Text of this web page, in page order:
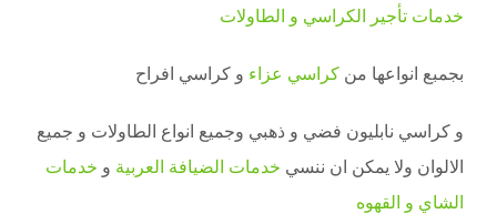
خدمات تأجير الكراسي و الطاولات
بجمبع انواعها من كراسي عزاء و كراسي افراح
و كراسي نابليون فضي و ذهبي وجميع انواع الطاولات و جميع
الالوان ولا يمكن ان ننسي خدمات الضيافة العربية و خدمات
الشاي و القهوه